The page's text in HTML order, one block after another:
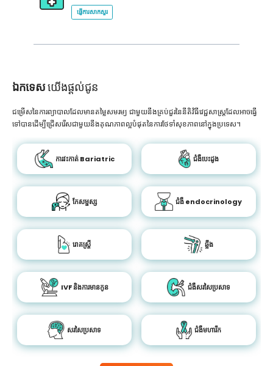
ផ្ញើការសាកសួរ
ឯកទេសយើងផ្តល់ជូន
ជម្រើសនៃការព្យាបាលដែលមានតម្លៃសមរម្យ ជាមួយនឹងគ្រប់ជួរនៃនីតិវិធីវេជ្ជសាស្រ្តដែលអាចធ្វើ
ទៅបានដើម្បីជ្រើសរើសជាមួយនឹងគុណភាពល្អបំផុតនៃការថែទាំសុខភាពនៅក្នុងប្រទេស។
ការវះកាត់ Bariatric ជំងឺបេះដូង
កែសម្ផស្ស ជំងឺ endocrinology
រោគស្ត្រី ឆ្អឹង
IVF និងការមានកូន ជំងឺសរសៃប្រសាទ
សរសៃប្រសាទ ជំងឺមហារីក